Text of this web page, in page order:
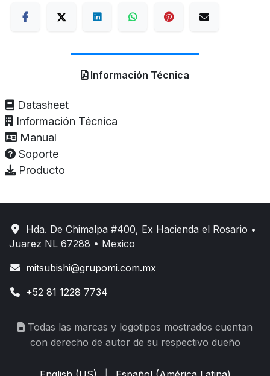
Información Técnica
Datasheet
Información Técnica
Manual
Soporte
Producto
Hda. De Chimalpa #400, Ex Hacienda el Rosario •
Juarez NL 67288 • Mexico
mitsubishi@grupomi.com.mx
+52 81 1228 7734
Todas las marcas y logotipos mostrados cuentan
con derecho de autor de su respectivo dueño